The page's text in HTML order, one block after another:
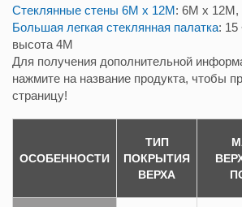
Стеклянные стены 6M x 12M: 6M x
Большая легкая стеклянная палатка: 15
высота 4M
Для получения дополнительной
нажмите на название продукта, чтобы
страницу!
ОСОБЕННОСТИ
ТИП
ПОКРЫТИЯ
ВЕРХА